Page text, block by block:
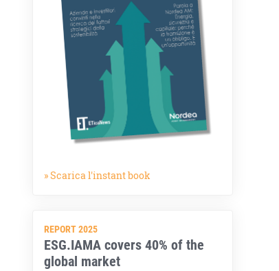
» Scarica l'instant book
REPORT 2025
ESG.IAMA covers 40% of the
global market